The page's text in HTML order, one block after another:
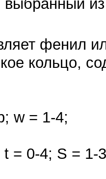
выбранный
фенил
кольцо,
w = 1-4;
= 0-4; S = 1-